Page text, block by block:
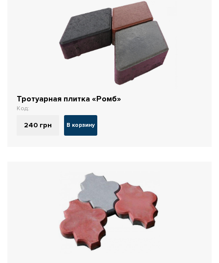
Тротуарная плитка «Ромб»
Код:
240 грн В корзину